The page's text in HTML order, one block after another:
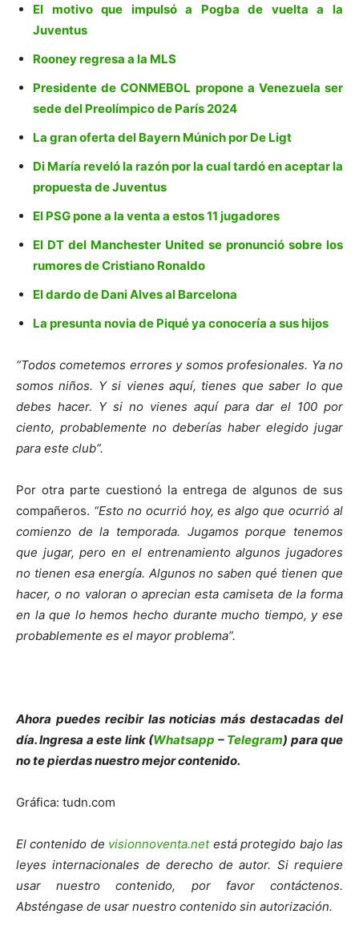
El motivo que impulsó a Pogba de vuelta a la
Juventus
Rooney regresa a la MLS
Presidente de CONMEBOL propone a Venezuela ser
sede del Preolímpico de París 2024
La gran oferta del Bayern Múnich por De Ligt
Di María reveló la razón por la cual tardó en aceptar la
propuesta de Juventus
El PSG pone a la venta a estos 11 jugadores
El DT del Manchester United se pronunció sobre los
rumores de Cristiano Ronaldo
El dardo de Dani Alves al Barcelona
La presunta novia de Piqué ya conocería a sus hijos
“Todos cometemos errores y somos profesionales. Ya no
somos niños. Y si vienes aquí, tienes que saber lo que
debes hacer. Y si no vienes aquí para dar el 100 por
ciento, probablemente no deberías haber elegido jugar
para este club”.
Por otra parte cuestionó la entrega de algunos de sus
compañeros. “Esto no ocurrió hoy, es algo que ocurrió al
comienzo de la temporada. Jugamos porque tenemos
que jugar, pero en el entrenamiento algunos jugadores
no tienen esa energía. Algunos no saben qué tienen que
hacer, o no valoran o aprecian esta camiseta de la forma
en la que lo hemos hecho durante mucho tiempo, y ese
probablemente es el mayor problema”.
Ahora puedes recibir las noticias más destacadas del
día. Ingresa a este link (Whatsapp – Telegram) para que
no te pierdas nuestro mejor contenido.
Gráfica: tudn.com
El contenido de visionnoventa.netestá protegido bajo las
leyes internacionales de derecho de autor. Si requiere
usar nuestro contenido, por favor contáctenos.
Absténgase de usar nuestro contenido sin autorización.